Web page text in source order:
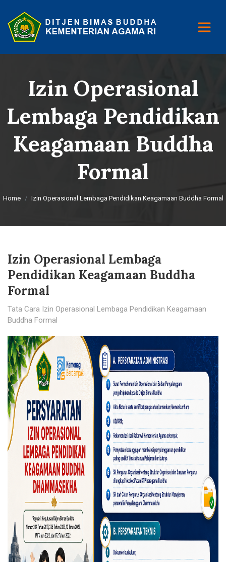
Izin Operasional
Lembaga Pendidikan
Keagamaan Buddha
Formal
Home Izin Operasional Lembaga Pendidikan Keagamaan Buddha Formal
Izin Operasional Lembaga
Pendidikan Keagamaan Buddha
Formal
Tata Cara Izin Operasional Lembaga Pendidikan Keagamaan
Buddha Formal